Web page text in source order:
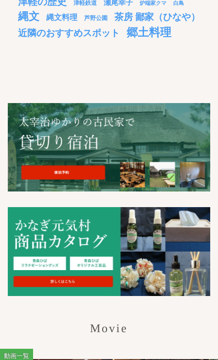
津軽鉄道 瀬尾幸子 炉端家クマ 白鳥
縄文 縄文料理 芦野公園
茶房 鄙家（ひなや）
近隣のおすすめスポット
郷土料理
Movie
動画一覧